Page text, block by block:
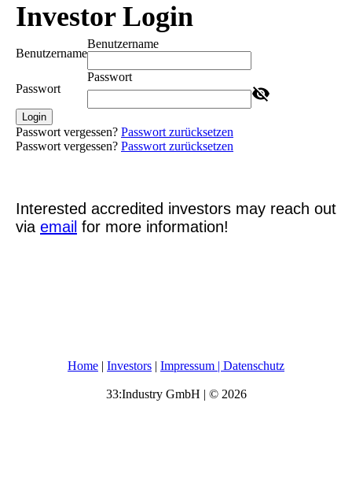
Investor Login
Benutzername
Benutzername
Passwort
Passwort
Login
Passwort vergessen? Passwort zurücksetzen
Passwort vergessen? Passwort zurücksetzen
Interested accredited investors may reach out
via email for more information!
Home | Investors | Impressum | Datenschutz
33:Industry GmbH | © 2026